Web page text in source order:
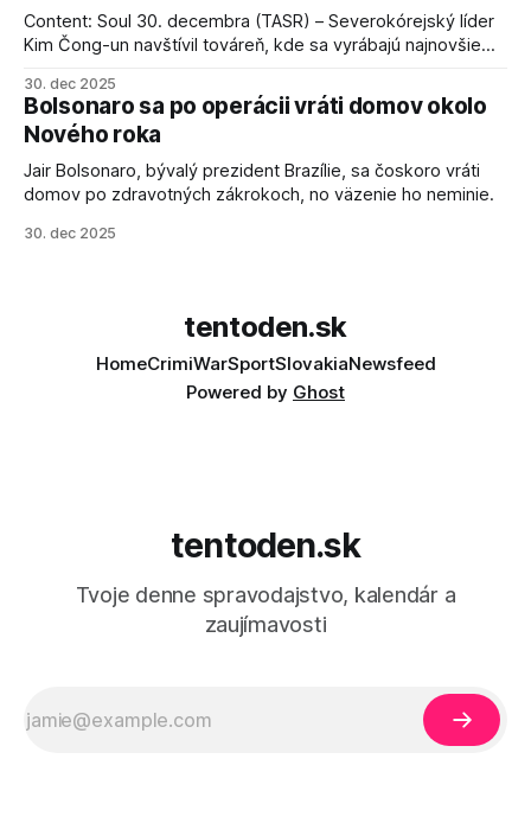
Content: Soul 30. decembra (TASR) – Severokórejský líder
Kim Čong-un navštívil továreň, kde sa vyrábajú najnovšie
schopnosti. Informovali o tom štátne médiá KĽDR, na ktoré
sa odvoláva agentúra AFP.
30. dec 2025
Bolsonaro sa po operácii vráti domov okolo
Nového roka
Jair Bolsonaro, bývalý prezident Brazílie, sa čoskoro vráti
domov po zdravotných zákrokoch, no väzenie ho neminie.
30. dec 2025
tentoden.sk
HomeCrimiWarSportSlovakiaNewsfeed
Powered by Ghost
tentoden.sk
Tvoje denne spravodajstvo, kalendár a
zaujímavosti